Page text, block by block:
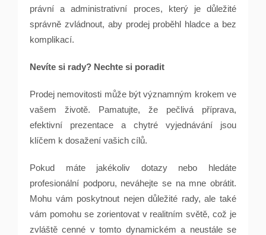
právní a administrativní proces, který je důležité
správně zvládnout, aby prodej proběhl hladce a bez
komplikací.
Nevíte si rady? Nechte si poradit
Prodej nemovitosti může být významným krokem ve
vašem životě. Pamatujte, že pečlivá příprava,
efektivní prezentace a chytré vyjednávání jsou
klíčem k dosažení vašich cílů.
Pokud máte jakékoliv dotazy nebo hledáte
profesionální podporu, neváhejte se na mne obrátit.
Mohu vám poskytnout nejen důležité rady, ale také
vám pomohu se zorientovat v realitním světě, což je
zvláště cenné v tomto dynamickém a neustále se